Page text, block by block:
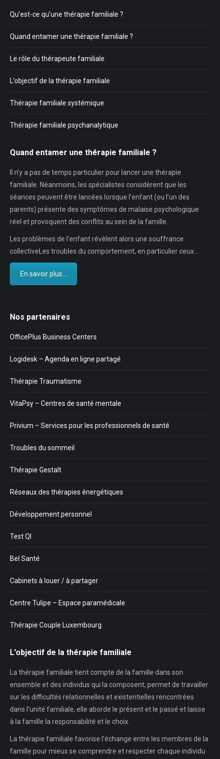
Qu’est-ce qu’une thérapie familiale ?
Quand entamer une thérapie familiale ?
Le rôle du thérapeute familiale
L’objectif de la thérapie familiale
Thérapie familiale systémique
Thérapie familiale psychanalytique
Quand entamer une thérapie familiale ?
Il n’y a pas de temps particulier pour lancer une thérapie
familiale. Néanmoins, les spécialistes considèrent que les
séances peuvent être lancées lorsque l’enfant (ou l’un des
parents) présente des symptômes de malaise psychologique
réel et provoquent des conflits au sein de la famille.
Les problèmes de l’enfant révèlent alors une souffrance
collectiveLes troubles du comportement, en particulier ceux…
En savoir plus...
Nos partenaires
OfficePlus Business Centers
Logidesk – Agenda en ligne partagé
Thérapie Traumatisme
VitaPsy – Centres de santé mentale
Privium – Services pour les professionnels de santé
Troubles du sommeil
Thérapie Gestalt
Réseaux des thérapies énergétiques
Développement personnel
Test QI
Bel Santé
Cabinets à louer / à partager
Centre Tulipe – Espace paramédicale
Thérapie Couple Luxembourg
L’objectif de la thérapie familiale
La thérapie familiale tient compte de la famille dans son
ensemble et des individus qui la composent, permet de travailler
sur les difficultés relationnelles et existentielles rencontrées
dans l’unité familiale, elle aborde le présent et le passé et laisse
à la famille la responsabilité et le choix.
La thérapie familiale favorise l’échange entre les membres de la
famille pour mieux se comprendre et respecter chaque individu